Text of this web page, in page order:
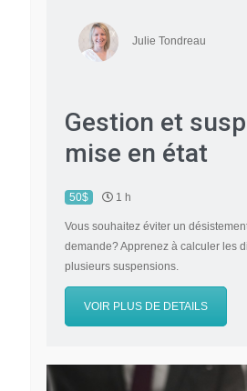
Julie Tondreau
Gestion et
mise en état
50$ 1 h
Vous souhaitez éviter un
demande? Apprenez à calculer les
plusieurs suspensions.
VOIR PLUS DE DETAILS